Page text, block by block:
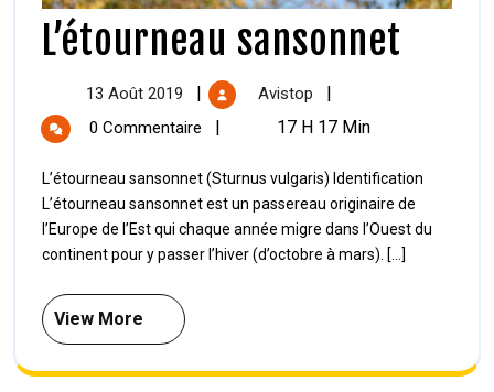
L’étourneau sansonnet
13 Août 2019 Avistop
0 Commentaire 17 H 17 Min
L’étourneau sansonnet (Sturnus vulgaris) Identification
L’étourneau sansonnet est un passereau originaire de
l’Europe de l’Est qui chaque année migre dans l’Ouest du
continent pour y passer l’hiver (d’octobre à mars). [...]
View More